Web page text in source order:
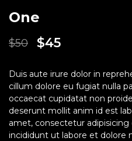
One
$50
Le
initial
était :
$50.
$45
Le
actuel
est :
$45.
Duis aute irure dolor in
cillum dolore eu fugiat nulla
occaecat cupidatat non
deserunt mollit anim id est
amet, consectetur
incididunt ut labore et dolore